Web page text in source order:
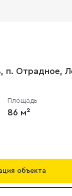
п. Отрадное,
Площадь
86 м²
объекта